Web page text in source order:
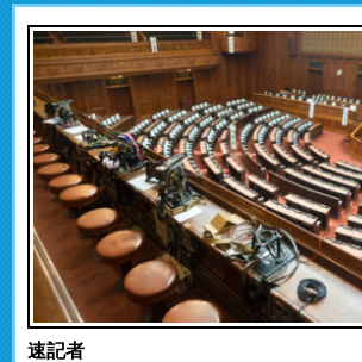
速記者